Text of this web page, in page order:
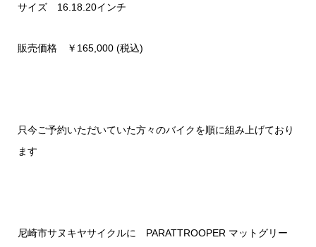
サイズ 16.18.20インチ
販売価格 ￥165,000 (税込)
只今ご予約いただいていた方々のバイクを順に組み上げており
ます
尼崎市サヌキヤサイクルに PARATTROOPER マットグリー